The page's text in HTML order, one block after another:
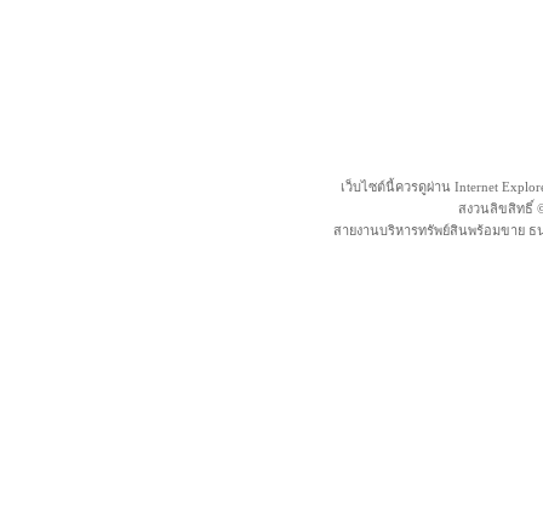
เว็บไซต์นี้ควรดูผ่าน Internet
สงวนลิขสิทธิ์
สายงานบริหารทรัพย์สินพร้อมขาย ธน